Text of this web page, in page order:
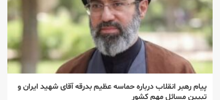
پیام رهبر انقلاب درباره حماسه عظیم بدرقه آقای شهید ایران و
تبیین مسائل مهم کشور